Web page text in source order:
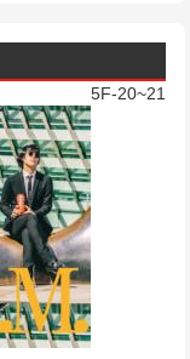
5F-20~21